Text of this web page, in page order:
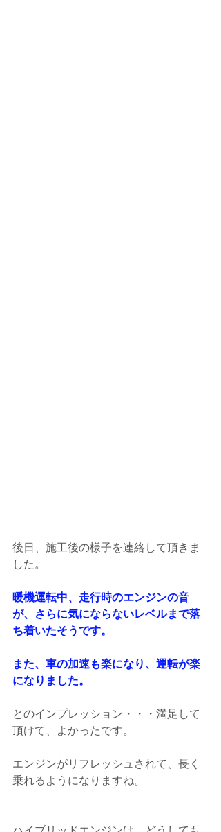
後日、施工後の様子を連絡して頂きま
した。
暖機運転中、走行時のエンジンの音
が、さらに気にならないレベルまで落
ち着いたそうです。
また、車の加速も楽になり、運転が楽
になりました。
とのインプレッション・・・満足して
頂けて、よかったです。
エンジンがリフレッシュされて、長く
乗れるようになりますね。